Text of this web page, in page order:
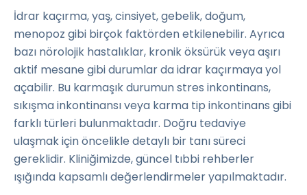
İdrar kaçırma, yaş, cinsiyet, gebelik, doğum,
menopoz gibi birçok faktörden etkilenebilir. Ayrıca
bazı nörolojik hastalıklar, kronik öksürük veya aşırı
aktif mesane gibi durumlar da idrar kaçırmaya yol
açabilir. Bu karmaşık durumun stres inkontinans,
sıkışma inkontinansı veya karma tip inkontinans gibi
farklı türleri bulunmaktadır. Doğru tedaviye
ulaşmak için öncelikle detaylı bir tanı süreci
gereklidir. Kliniğimizde, güncel tıbbi rehberler
ışığında kapsamlı değerlendirmeler yapılmaktadır.